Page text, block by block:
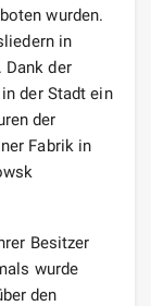
wurden.
in
Dank der
der Stadt ein
der
Fabrik in
Besitzer
wurde
den